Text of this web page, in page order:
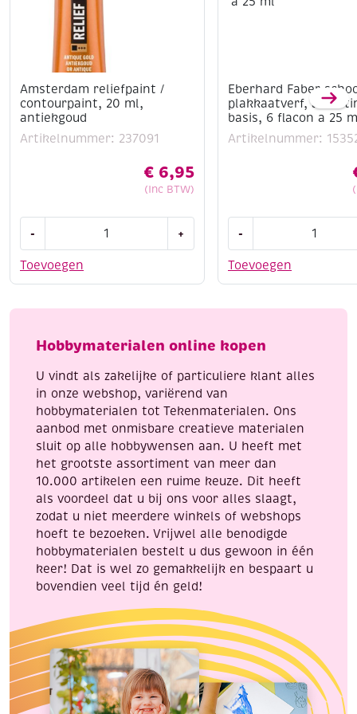
Amsterdam reliefpaint /
contourpaint, 20 ml,
antiekgoud
Artikelnummer: 237091
€ 6,95
(Inc BTW)
Toevoegen
-
/
ml,
aantal
+
Eberhard Faber
plakkaatverf,
basis, 6 flacon a 25
Artikelnummer:
Toevoegen
-
schoolverf
assortiment
6
a
ml
aantal
Hobbymaterialen online kopen
U vindt als zakelijke of particuliere klant alles
in onze webshop, variërend van
hobbymaterialen tot Tekenmaterialen. Ons
aanbod met onmisbare creatieve materialen
sluit op alle hobbywensen aan. U heeft met
het grootste assortiment van meer dan
10.000 artikelen een ruime keuze. Dit heeft
als voordeel dat u bij ons voor alles slaagt,
zodat u niet meerdere winkels of webshops
hoeft te bezoeken. Vrijwel alle benodigde
hobbymaterialen bestelt u dus gewoon in één
keer! Dat is wel zo gemakkelijk en bespaart u
bovendien veel tijd én geld!